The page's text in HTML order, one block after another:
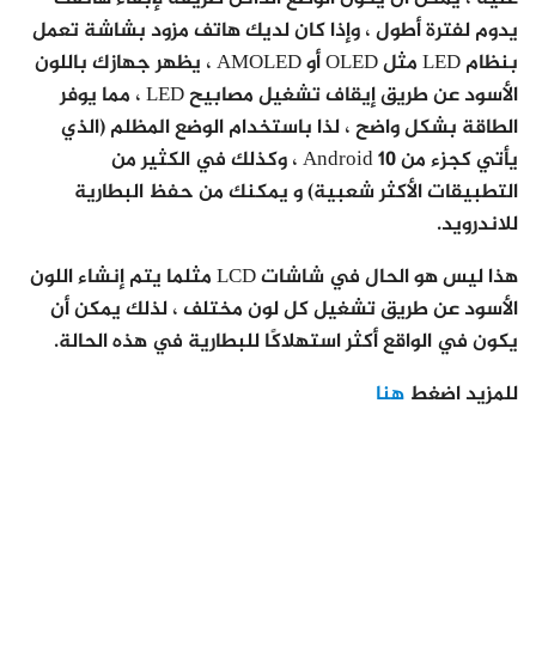
يدوم لفترة أطول ، وإذا كان لديك هاتف مزود بشاشة تعمل
بنظام LED مثل OLED أو AMOLED ، يظهر جهازك باللون
الأسود عن طريق إيقاف تشغيل مصابيح LED ، مما يوفر
الطاقة بشكل واضح ، لذا باستخدام الوضع المظلم (الذي
يأتي كجزء من Android 10 ، وكذلك في الكثير من
التطبيقات الأكثر شعبية) و يمكنك من حفظ البطارية
للاندرويد.
هذا ليس هو الحال في شاشات LCD مثلما يتم إنشاء اللون
الأسود عن طريق تشغيل كل لون مختلف ، لذلك يمكن أن
يكون في الواقع أكثر استهلاكًا للبطارية في هذه الحالة.
للمزيد اضغط هنا